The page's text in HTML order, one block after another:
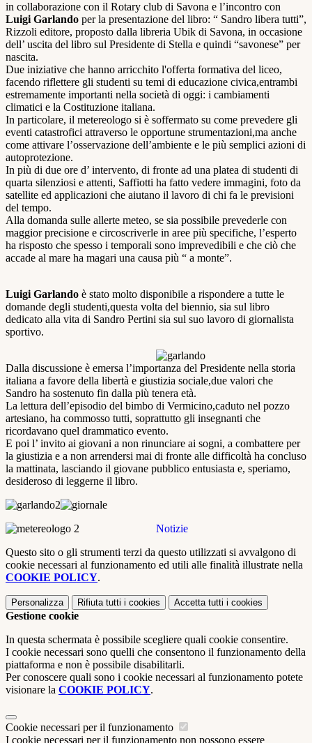
in collaborazione con il Rotary club di Savona e l’incontro con
Luigi Garlando per la presentazione del libro: “ Sandro libera tutti”,
Rizzoli editore, proposto dalla libreria Ubik di Savona, in occasione
dell’ uscita del libro sul Presidente di Stella e quindi “savonese” per
nascita.
Due iniziative che hanno arricchito l'offerta formativa del liceo,
facendo riflettere gli studenti su temi di educazione civica,entrambi
estremamente importanti nella società di oggi: i cambiamenti
climatici e la Costituzione italiana.
In particolare, il metereologo si è soffermato su come prevedere gli
eventi catastrofici attraverso le opportune strumentazioni,ma anche
come attivare l’osservazione dell’ambiente e le più semplici azioni di
autoprotezione.
In più di due ore d’ intervento, di fronte ad una platea di studenti di
quarta silenziosi e attenti, Saffiotti ha fatto vedere immagini, foto da
satellite ed applicazioni che aiutano il lavoro di chi fa le previsioni
del tempo.
Alla domanda sulle allerte meteo, se sia possibile prevederle con
maggior precisione e circoscriverle in aree più specifiche, l’esperto
ha risposto che spesso i temporali sono imprevedibili e che ciò che
accade al mare ha magari una causa più “ a monte”.
Luigi Garlando è stato molto disponibile a rispondere a tutte le
domande degli studenti,questa volta del biennio, sia sul libro
dedicato alla vita di Sandro Pertini sia sul suo lavoro di giornalista
sportivo.
Dalla discussione è emersa l’importanza del Presidente nella storia
italiana a favore della libertà e giustizia sociale,due valori che
Sandro ha sostenuto fin dalla più tenera età.
La lettura dell’episodio del bimbo di Vermicino,caduto nel pozzo
artesiano, ha commosso tutti, soprattutto gli insegnanti che
ricordavano quel drammatico evento.
E poi l’ invito ai giovani a non rinunciare ai sogni, a combattere per
la giustizia e a non arrendersi mai di fronte alle difficoltà ha concluso
la mattinata, lasciando il giovane pubblico entusiasta e, speriamo,
desideroso di leggerne il libro.
Notizie
Questo sito o gli strumenti terzi da questo utilizzati si avvalgono di
cookie necessari al funzionamento ed utili alle finalità illustrate nella
COOKIE POLICY.
Personalizza Rifiuta tutti i cookies Accetta tutti i cookies
Gestione cookie
In questa schermata è possibile scegliere quali cookie consentire.
I cookie necessari sono quelli che consentono il funzionamento della
piattaforma e non è possibile disabilitarli.
Per conoscere quali sono i cookie necessari al funzionamento potete
visionare la COOKIE POLICY.
Cookie necessari per il funzionamento
I cookie necessari per il funzionamento non possono essere